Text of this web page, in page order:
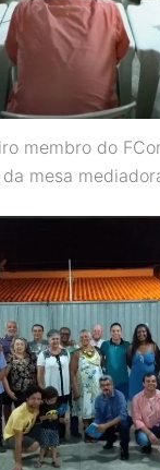
membro do
mesa